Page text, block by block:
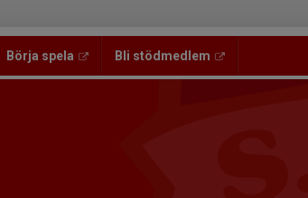
Börja spela Bli stödmedlem